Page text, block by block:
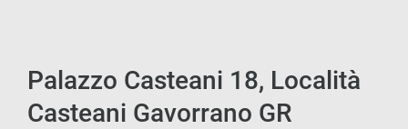
Palazzo Casteani 18, Località
Casteani Gavorrano GR